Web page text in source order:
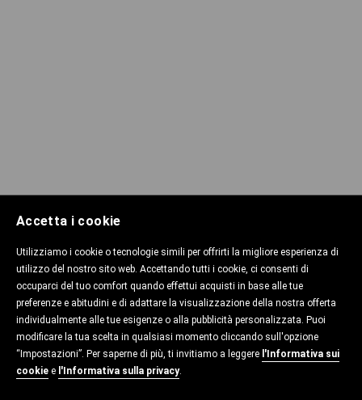
Accetta i cookie
Utilizziamo i cookie o tecnologie simili per offrirti la migliore esperienza di
utilizzo del nostro sito web. Accettando tutti i cookie, ci consenti di
occuparci del tuo comfort quando effettui acquisti in base alle tue
preferenze e abitudini e di adattare la visualizzazione della nostra offerta
individualmente alle tue esigenze o alla pubblicità personalizzata. Puoi
modificare la tua scelta in qualsiasi momento cliccando sull'opzione
“Impostazioni”. Per saperne di più, ti invitiamo a leggere l'Informativa sui
cookie e l'Informativa sulla privacy.